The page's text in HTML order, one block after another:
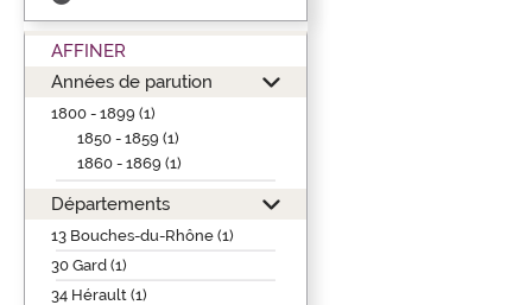
AFFINER
Années de parution
1800 - 1899 (1)
1850 - 1859 (1)
1860 - 1869 (1)
Départements
13 Bouches-du-Rhône (1)
30 Gard (1)
34 Hérault (1)